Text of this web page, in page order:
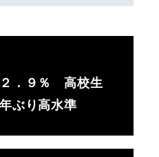
．９％ 高校生
ぶり高水準